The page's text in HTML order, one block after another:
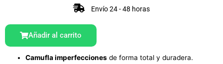
Envío 24 - 48 horas
Añadir al carrito
Camufla imperfecciones de forma total y duradera.